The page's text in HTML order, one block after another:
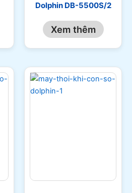
Dolphin DB-5500S/2
Xem thêm